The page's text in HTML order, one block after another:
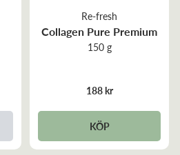
Re-fresh
Collagen Pure Premium
150 g
188 kr
KÖP